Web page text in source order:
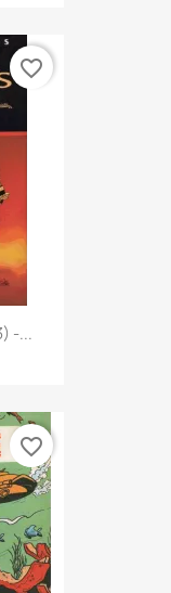
-...
favorite_border
favorite_border